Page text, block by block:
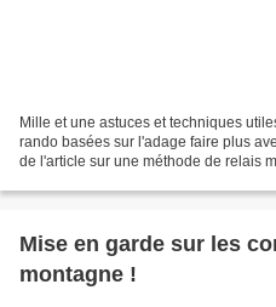
Mille et une astuces et techniques
rando basées sur l'adage faire plus
de l'article sur une méthode de relais
Mise en garde sur les
montagne !